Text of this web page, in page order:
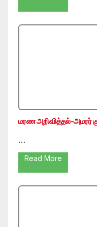
மரண அறிவித்தல்-அமரர்
…
Read More